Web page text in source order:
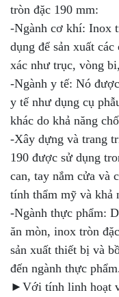
tròn đặc 190 mm:
-Ngành cơ khí: Inox
dụng để sản xuất
xác như trục, vòng
-Ngành y tế: Nó
y tế như dụng cụ
khác do khả năng
-Xây dựng và trang
190 được sử dụng
can, tay nắm cửa và
tính thẩm mỹ và khả
-Ngành thực phẩm:
ăn mòn, inox tròn
sản xuất thiết bị và
đến ngành thực
►Với tính linh hoạt